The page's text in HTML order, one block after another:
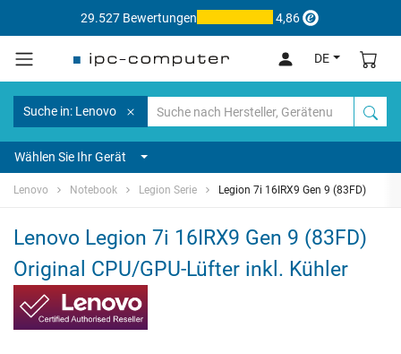
29.527 Bewertungen 4,86
DE
Suche in: Lenovo
Wählen Sie Ihr Gerät
Lenovo Notebook Legion Serie Legion 7i 16IRX9 Gen 9 (83FD)
Lenovo Legion 7i 16IRX9 Gen 9 (83FD)
Original CPU/GPU-Lüfter inkl. Kühler